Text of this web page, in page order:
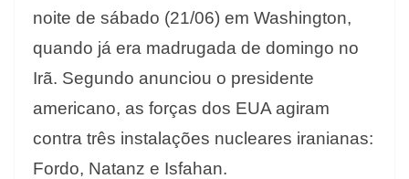
noite de sábado (21/06) em Washington,
quando já era madrugada de domingo no
Irã. Segundo anunciou o presidente
americano, as forças dos EUA agiram
contra três instalações nucleares iranianas:
Fordo, Natanz e Isfahan.